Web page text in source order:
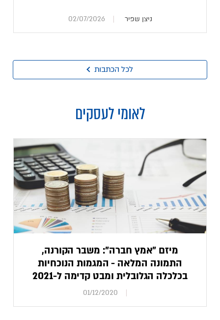
ניצן שפיר 02/07/2026
לכל הכתבות
לאומי לעסקים
מיזם "אמץ חברה": משבר הקורנה,
התמונה המלאה - המגמות הנוכחיות
בכלכלה הגלובלית ומבט קדימה ל-2021
01/12/2020